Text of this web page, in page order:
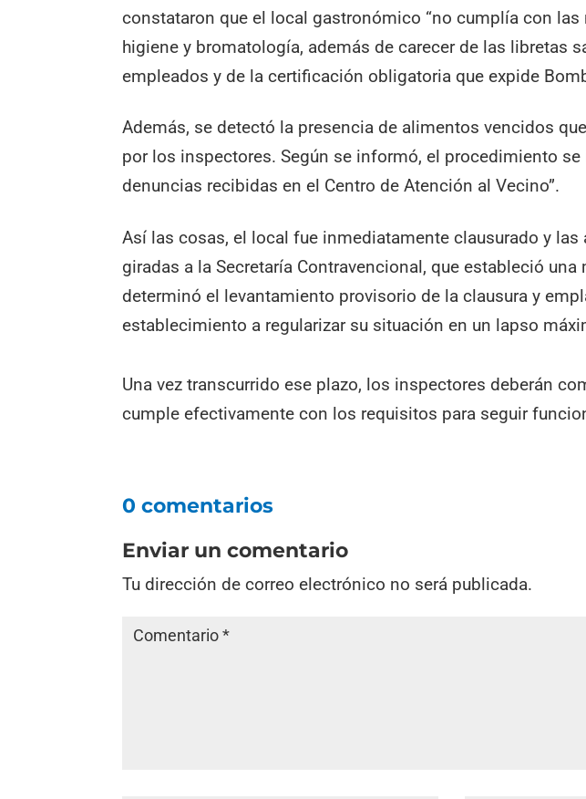
constataron que el local gastronómico “no cumplía con las
higiene y bromatología, además de carecer de las libretas
empleados y de la certificación obligatoria que expide
Además, se detectó la presencia de alimentos vencidos
por los inspectores. Según se informó, el procedimiento se
denuncias recibidas en el Centro de Atención al Vecino”.
Así las cosas, el local fue inmediatamente clausurado y las
giradas a la Secretaría Contravencional, que estableció
determinó el levantamiento provisorio de la clausura y
establecimiento a regularizar su situación en un lapso
Una vez transcurrido ese plazo, los inspectores deberán
cumple efectivamente con los requisitos para seguir
0 comentarios
Enviar un comentario
Tu dirección de correo electrónico no será publicada.